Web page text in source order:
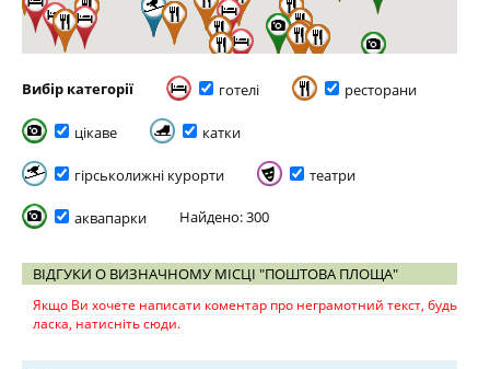
Вибір категорії готелі ресторани
цікаве катки
гірськолижні курорти театри
аквапарки Найдено: 300
ВІДГУКИ О ВИЗНАЧНОМУ МІСЦІ "ПОШТОВА ПЛОЩА"
Якщо Ви хочете написати коментар про неграмотний текст, будь
ласка, натисніть сюди.